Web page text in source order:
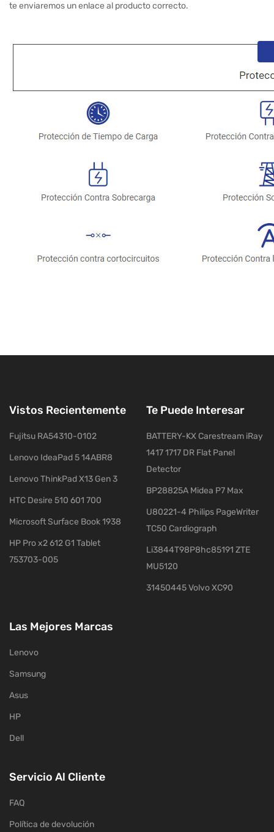
te enviaremos un enlace al producto correcto.
Vistos Recientemente
Fujitsu RA54310-0102
Lenovo IdeaPad 5 14ABR8
Lenovo ThinkPad X13 Gen 3
HTC Desire 510 601 700
Microsoft Surface Book 1938
HP Pro x2 612 G1 Tablet
753703-005
Te Puede Interesar
BATTERY-KX Carestream iRay
1417 1717 DR Flat Panel
Detector
BP28825A Midea P7 Max
U80221-4 Philips PageWriter
TC50 Cardiograph
Li3844T98P8hc85191 ZTE
MU5120
31450445 Volvo XC90
Las Mejores Marcas
Lenovo
Samsung
Asus
HP
Dell
Servicio Al Cliente
FAQ
Política de devolución